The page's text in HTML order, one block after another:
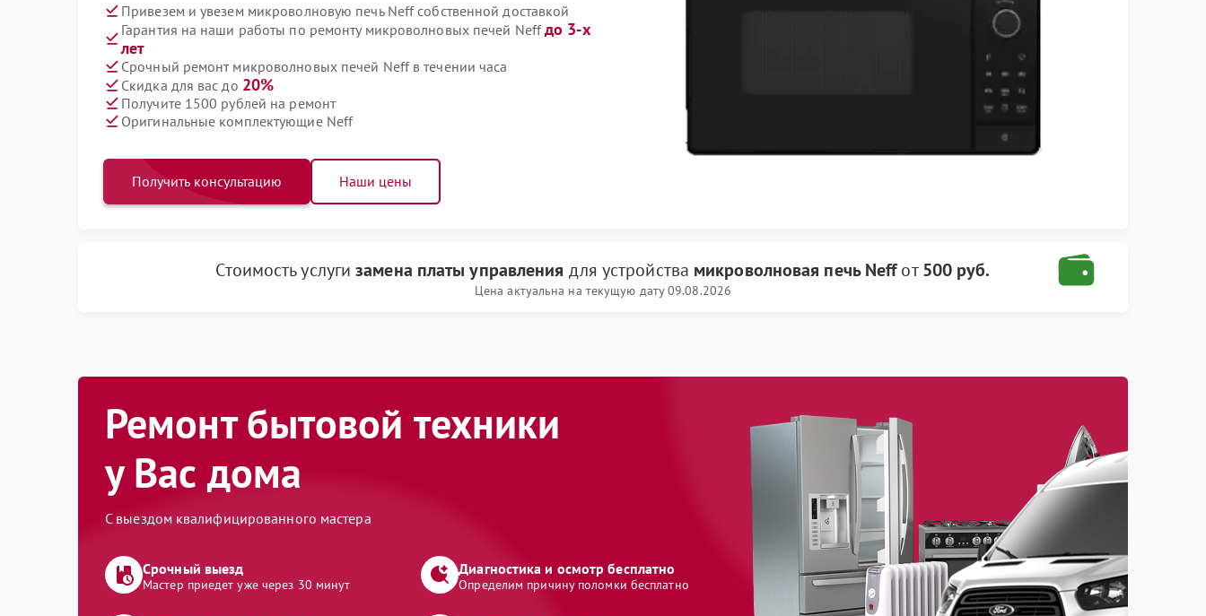
Привезем и увезем микроволновую печь Neff собственной доставкой
Гарантия на наши работы по ремонту микроволновых печей Neffдо 3-х
лет
Срочный ремонт микроволновых печей Neff в течении часа
Скидка для вас до 20%
Получите 1500 рублей на ремонт
Оригинальные комплектующие Neff
Получить консультацию Наши цены
Стоимость услугизамена платы управления для устройства микроволновая печь Neffот500 руб.
Цена актуальна на текущую дату 09.08.2026
Ремонт бытовой техники
у Вас дома
С выездом квалифицированного мастера
Срочный выезд
Мастер приедет уже через 30 минут
Диагностика и осмотр бесплатно
Определим причину поломки бесплатно